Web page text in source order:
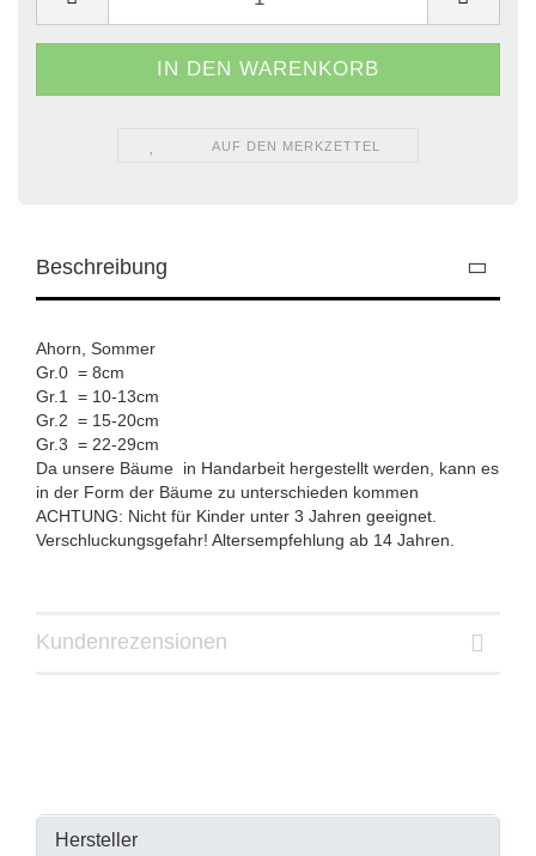
AUF DEN MERKZETTEL
Beschreibung
Ahorn, Sommer
Gr.0 = 8cm
Gr.1 = 10-13cm
Gr.2 = 15-20cm
Gr.3 = 22-29cm
Da unsere Bäume in Handarbeit hergestellt werden, kann es
in der Form der Bäume zu unterschieden kommen
ACHTUNG: Nicht für Kinder unter 3 Jahren geeignet.
Verschluckungsgefahr! Altersempfehlung ab 14 Jahren.
Kundenrezensionen
Hersteller